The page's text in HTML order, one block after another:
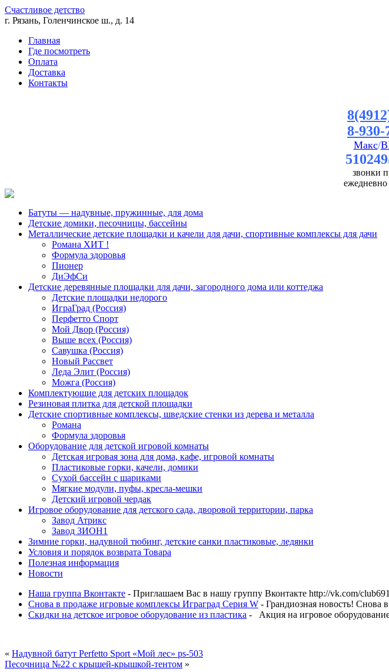
Счастливое детство
г. Рязань, Голенчинское ш., д. 14
Главная
Где посмотреть
Оплата
Доставка
Контакты
8-930-
Макс/
звонки
ежедневно
Батуты — надувные, пружинные, для дома
Детские домики, песочницы, бассейны
Металлические детские площадки и качели для дачи, спортивные комплексы для дачи
Романа ХИТ !
Формула здоровья
Пионер
ДиЭфСи
Детские деревянные площадки для дачи, загородного дома или коттеджа
Детские площадки недорого
ИграГрад (Россия)
Перфетто Спорт
Мой Двор (Россия)
Выше всех (Россия)
Савушка (Россия)
Новый Рассвет
Леда Элит (Россия)
Можга (Россия)
Комплектующие для детских площадок
Резиновая плитка для детской площадки
Детские спортивные комплексы, шведские стенки из дерева и металла
Романа
Формула здоровья
Оборудование для детской игровой комнаты
Детская игровая зона для дома, кафе, игровой комнаты
Пластиковые горки, качели, домики
Сухой бассейн с шариками
Мягкие модули, пуфы, кресла-мешки
Детский игровой чердак
Игровое оборудование для детского сада, дворовой территории, парка
Завод Атрикс
Завод ЗИОН1
Зимние горки, надувной тюбинг, детские санки пластиковые, ледянки
Условия и порядок возврата Товара
Полезная информация
Новости
Наша группа Вконтакте - Приглашаем Вас в нашу группу Вконтакте http://vk.com/
Снова в продаже игровые комплексы Играград Серия W - Грандиозная новость! Снова
Скидки на детское игровое оборудование из пластика - Акция на игровое
« Надувной батут Perfetto Sport «Мой лес» ps-503
Песочница №22 с крышей-крышкой-тентом »